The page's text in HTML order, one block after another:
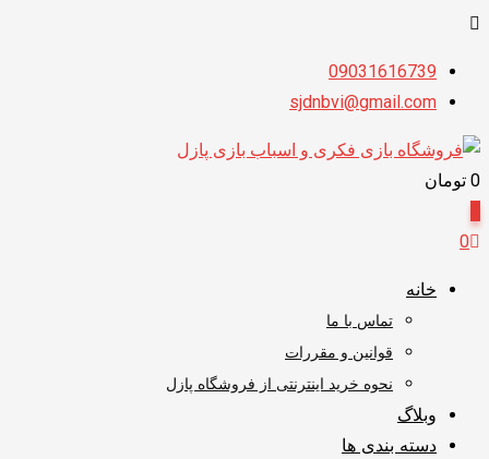
پرش
محتوا
09031616739
sjdnbvi@gmail.com
0 تومان
0
خانه
تماس با ما
قوانین و مقررات
نحوه خرید اینترنتی از فروشگاه پازل
وبلاگ
دسته بندی ها